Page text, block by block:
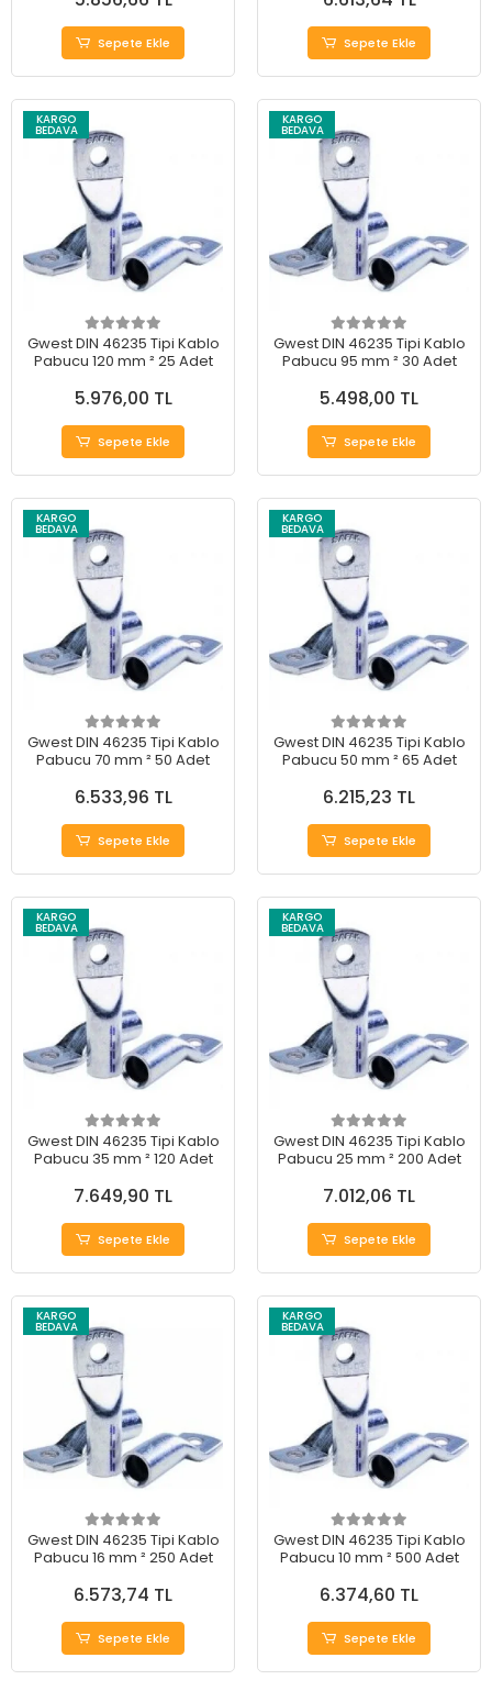
Sepete Ekle Sepete Ekle
KARGO
BEDAVA
Gwest DIN 46235 Tipi Kablo
Pabucu 120 mm ² 25 Adet
5.976,00 TL
Sepete Ekle
KARGO
BEDAVA
Gwest DIN 46235 Tipi Kablo
Pabucu 95 mm ² 30 Adet
5.498,00 TL
Sepete Ekle
KARGO
BEDAVA
Gwest DIN 46235 Tipi Kablo
Pabucu 70 mm ² 50 Adet
6.533,96 TL
Sepete Ekle
KARGO
BEDAVA
Gwest DIN 46235 Tipi Kablo
Pabucu 50 mm ² 65 Adet
6.215,23 TL
Sepete Ekle
KARGO
BEDAVA
Gwest DIN 46235 Tipi Kablo
Pabucu 35 mm ² 120 Adet
7.649,90 TL
Sepete Ekle
KARGO
BEDAVA
Gwest DIN 46235 Tipi Kablo
Pabucu 25 mm ² 200 Adet
7.012,06 TL
Sepete Ekle
KARGO
BEDAVA
Gwest DIN 46235 Tipi Kablo
Pabucu 16 mm ² 250 Adet
6.573,74 TL
Sepete Ekle
KARGO
BEDAVA
Gwest DIN 46235 Tipi Kablo
Pabucu 10 mm ² 500 Adet
6.374,60 TL
Sepete Ekle